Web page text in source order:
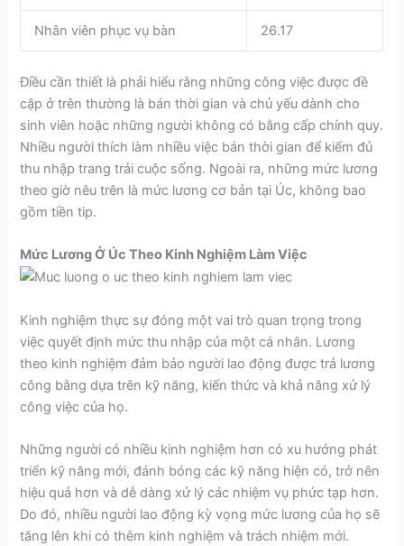
Nhân viên phục vụ bàn 26.17
Điều cần thiết là phải hiểu rằng những công việc được đề
cập ở trên thường là bán thời gian và chủ yếu dành cho
sinh viên hoặc những người không có bằng cấp chính quy.
Nhiều người thích làm nhiều việc bán thời gian để kiếm đủ
thu nhập trang trải cuộc sống. Ngoài ra, những mức lương
theo giờ nêu trên là mức lương cơ bản tại Úc, không bao
gồm tiền tip.
Mức Lương Ở Úc Theo Kinh Nghiệm Làm Việc
Kinh nghiệm thực sự đóng một vai trò quan trọng trong
việc quyết định mức thu nhập của một cá nhân. Lương
theo kinh nghiệm đảm bảo người lao động được trả lương
công bằng dựa trên kỹ năng, kiến thức và khả năng xử lý
công việc của họ.
Những người có nhiều kinh nghiệm hơn có xu hướng phát
triển kỹ năng mới, đánh bóng các kỹ năng hiện có, trở nên
hiệu quả hơn và dễ dàng xử lý các nhiệm vụ phức tạp hơn.
Do đó, nhiều người lao động kỳ vọng mức lương của họ sẽ
tăng lên khi có thêm kinh nghiệm và trách nhiệm mới.